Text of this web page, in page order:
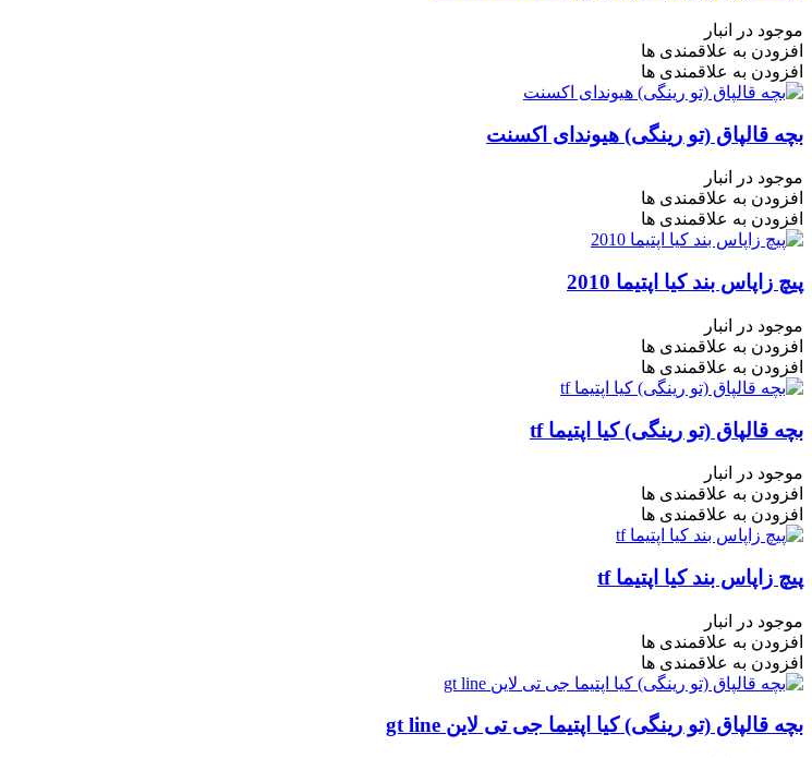
موجود در انبار
افزودن به علاقمندی ها
افزودن به علاقمندی ها
بچه قالپاق (تو رینگی) هیوندای اکسنت
موجود در انبار
افزودن به علاقمندی ها
افزودن به علاقمندی ها
پیچ زاپاس بند کیا اپتیما 2010
موجود در انبار
افزودن به علاقمندی ها
افزودن به علاقمندی ها
بچه قالپاق (تو رینگی) کیا اپتیما tf
موجود در انبار
افزودن به علاقمندی ها
افزودن به علاقمندی ها
پیچ زاپاس بند کیا اپتیما tf
موجود در انبار
افزودن به علاقمندی ها
افزودن به علاقمندی ها
بچه قالپاق (تو رینگی) کیا اپتیما جی تی لاین gt line